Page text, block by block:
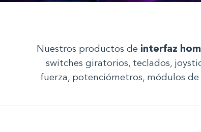
Nuestros productos de interfaz
switches giratorios, teclados,
fuerza, potenciómetros, módulos